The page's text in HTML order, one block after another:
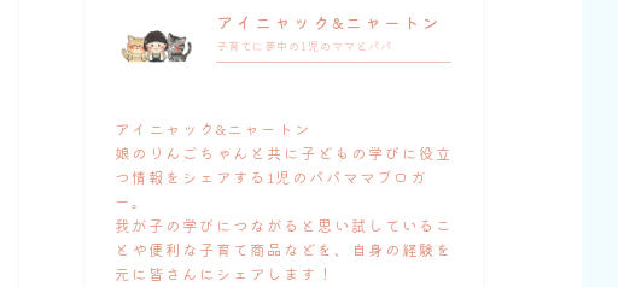
アイニャック&ニャートン
子育てに夢中の1児のママとパパ
アイニャック&ニャートン
娘のりんごちゃんと共に子どもの学びに役立
つ情報をシェアする1児のパパママブロガ
ー。
我が子の学びにつながると思い試しているこ
とや便利な子育て商品などを、自身の経験を
元に皆さんにシェアします！